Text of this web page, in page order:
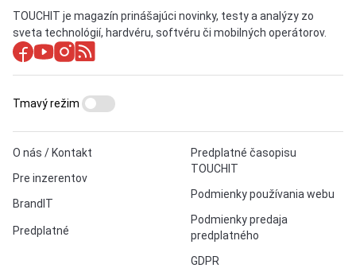
TOUCHIT je magazín prinášajúci novinky, testy a analýzy zo
sveta technológií, hardvéru, softvéru či mobilných operátorov.
O nás / Kontakt
Pre inzerentov
BrandIT
Predplatné
Predplatné časopisu
TOUCHIT
Podmienky používania webu
Podmienky predaja
predplatného
GDPR
Tmavý režim